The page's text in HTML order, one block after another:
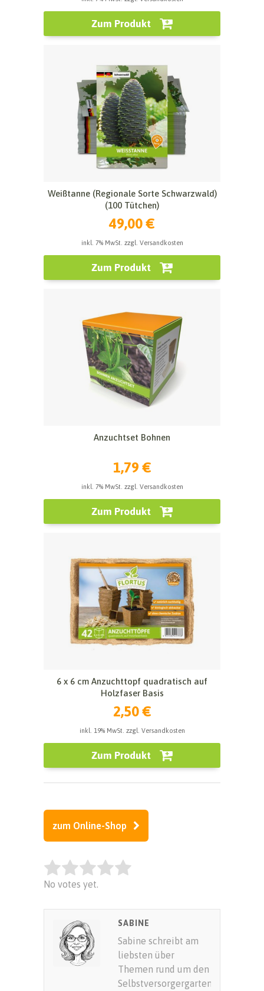
Zum Produkt
Weißtanne (Regionale Sorte Schwarzwald)
(100 Tütchen)
49,00 €
inkl. 7% MwSt. zzgl. Versandkosten
Zum Produkt
Anzuchtset Bohnen
1,79 €
inkl. 7% MwSt. zzgl. Versandkosten
Zum Produkt
6 x 6 cm Anzuchttopf quadratisch auf
Holzfaser Basis
2,50 €
inkl. 19% MwSt. zzgl. Versandkosten
Zum Produkt
zum Online-Shop
Rate this item:
SUBMIT RATING
No votes yet.
SABINE
Sabine schreibt am
liebsten über
Themen rund um den
Selbstversorgergarten.